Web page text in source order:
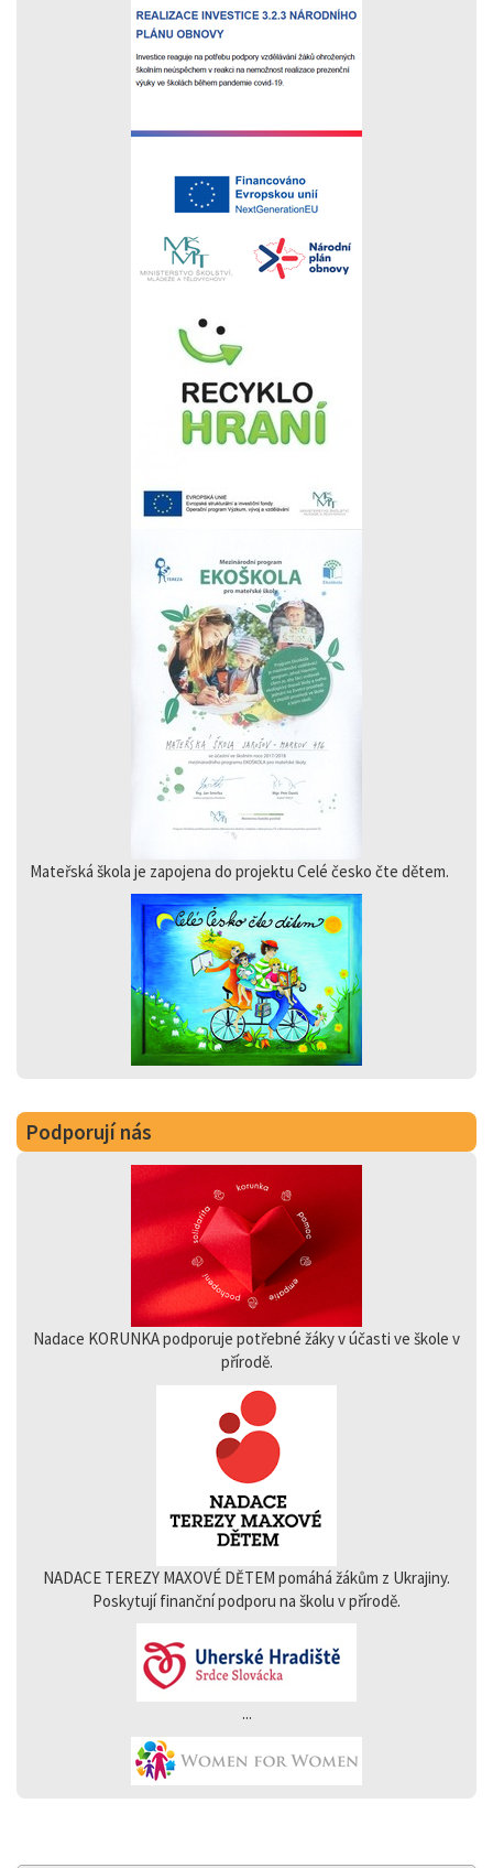
Mateřská škola je zapojena do projektu Celé česko čte dětem.
Podporují nás
Nadace KORUNKA podporuje potřebné žáky v účasti ve škole v
přírodě.
NADACE TEREZY MAXOVÉ DĚTEM pomáhá žákům z Ukrajiny.
Poskytují finanční podporu na školu v přírodě.
...